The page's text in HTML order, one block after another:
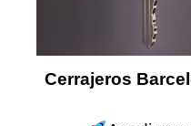
Cerrajeros